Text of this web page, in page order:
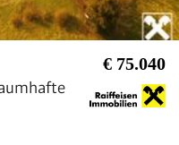
€ 75.040